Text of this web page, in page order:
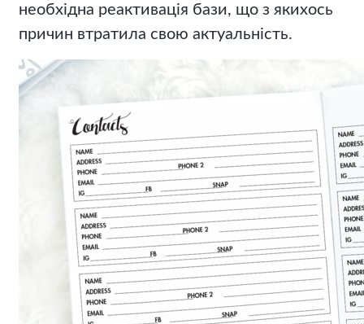
необхідна реактивація бази, що з якихось
причин втратила свою актуальність.